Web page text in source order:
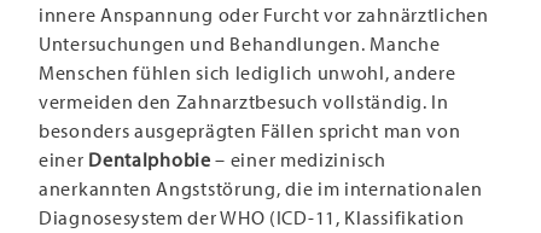
innere Anspannung oder Furcht vor zahnärztlichen
Untersuchungen und Behandlungen. Manche
Menschen fühlen sich lediglich unwohl, andere
vermeiden den Zahnarztbesuch vollständig. In
besonders ausgeprägten Fällen spricht man von
einer Dentalphobie – einer medizinisch
anerkannten Angststörung, die im internationalen
Diagnosesystem der WHO (ICD-11, Klassifikation